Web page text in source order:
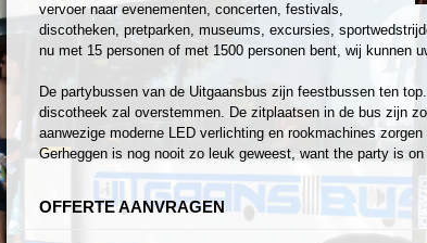
vervoer naar evenementen, concerten, festivals,
discotheken, pretparken, museums, excursies,
nu met 15 personen of met 1500 personen bent, wij kunnen
De partybussen van de Uitgaansbus zijn feestbussen ten
discotheek zal overstemmen. De zitplaatsen in de bus zijn
aanwezige moderne LED verlichting en rookmachines
Gerheggen is nog nooit zo leuk geweest, want the party is on
OFFERTE AANVRAGEN